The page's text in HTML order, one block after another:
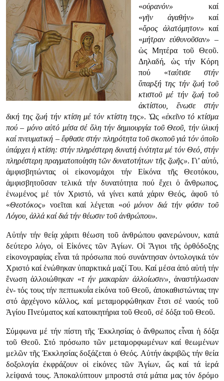
«οὐρανόν» καί
«γῆν ἀγαθήν» καί
«ὅρος ἀλατόμητον» καί
«μήτραν εὐθυνοῦσαν» –
ὡς Μητέρα τοῦ Θεοῦ.
Δηλαδή, ὡς τήν Κόρη
πού «ταύτισεστήν
ὕπαρξή της τήν ζωή τοῦ
κτιστοῦ μέ τήν ζωή τοῦ
ἀκτίστου, ἕνωσε στήν
δική της ζωή τήν κτίση μέ τόν κτίστη της». Ὡς «ἐκεῖνο τό κτίσμα
πού – μόνο αὐτό μέσα σέ ὅλη τήν δημιουργία τοῦ Θεοῦ, τήν ὑλική
καί πνευματική – ἔφθασε στήν πληρότητα τοῦ σκοποῦ γιά τόν ὁποῖο
ὑπάρχει ἡ κτίση: στήν πληρέστερη δυνατή ἑνότητα μέ τόν Θεό, στήν
πληρέστερη πραγματοποίηση τῶν δυνατοτήτων τῆς ζωῆς». Γι’ αὐτό,
ἀμφισβητώντας οἱ εἰκονομάχοι τήν Εἰκόνα τῆς Θεοτόκου,
ἀμφισβητοῦσαν τελικά τήν δυνατότητα πού ἔχει ὁ ἄνθρωπος,
ἑνωμένος μέ τόν Χριστό, νά γίνει κατά χάριν Θεός, ἀφοῦ τό
«Θεοτόκος» νοεῖται καί λέγεται «οὐμόνον διά τήν φύσιν τοῦ
Λόγου, ἀλλά καί διά τήν θέωσιν τοῦ ἀνθρώπου».
Αὐτήν τήν θείᾳ χάριτι θέωση τοῦ ἀνθρώπου φανερώνουν, κατά
δεύτερο λόγο, οἱ Εἰκόνες τῶν Ἁγίων. Οἱ Ἅγιοι τῆς ὀρθόδοξης
εἰκονογραφίας εἶναι τά πρόσωπα πού συνάντησαν ὀντολογικά τόν
Χριστό καί ἑνώθηκαν ὑπαρκτικά μαζί Του. Καί μέσα ἀπό αὐτή τήν
ἕνωση ἀλλοιώθηκαν «τ ήν μακαρίαν ἀλλοίωσιν»,ἀναστήλωσαν
ἐν- τός τους τήν πεπτωκυΐα εἰκόνα τοῦ Θεοῦ, ἀποκαθιστώντας την
στό ἀρχέγονο κάλλος, καί μεταμορφώθηκαν ἔτσι σέ ναούς τοῦ
Ἁγίου Πνεύματος καί κατοικητήρια τοῦ Θεοῦ, σέ δόξα τοῦ Θεοῦ.
Σύμφωνα μέ τήν πίστη τῆς Ἐκκλησίας ὁ ἄνθρωπος εἶναι ἡ δόξα
τοῦ Θεοῦ. Στό πρόσωπο τῶν μεταμορφωμένων καί θεωμένων
μελῶν τῆς Ἐκκλησίας δοξάζεται ὁ Θεός. Αὐτήν ἀκριβῶς τήν θεία
δοξολογία ἐκφράζουν οἱ εἰκόνες τῶν Ἁγίων, ὥς καί τά ἱερά
λείψανά τους. Ἀποκαλύπτουν μπροστά στά μάτια μας τόν δρόμο